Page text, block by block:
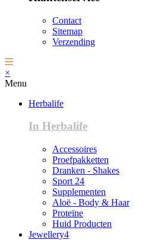
Contact
Sitemap
Verzending
×
Menu
Herbalife
In Herbalife
Accessoires
Proefpakketten
Dranken - Shakes
Sport 24
Supplementen
Aloë - Body & Haar
Proteïne
Huid Producten
Jewellery4